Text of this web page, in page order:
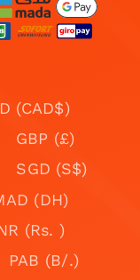
(CAD$)
GBP (£)
SGD (S$)
(DH)
(Rs. )
PAB (B/.)